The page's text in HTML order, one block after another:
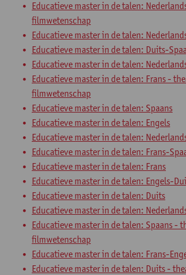
Educatieve master in de talen:
filmwetenschap
Educatieve master in de talen:
Educatieve master in de talen: Duits-
Educatieve master in de talen:
Educatieve master in de talen: Frans -
filmwetenschap
Educatieve master in de talen: Spaans
Educatieve master in de talen: Engels
Educatieve master in de talen:
Educatieve master in de talen: Frans-
Educatieve master in de talen: Frans
Educatieve master in de talen: Engels-
Educatieve master in de talen: Duits
Educatieve master in de talen:
Educatieve master in de talen: Spaans -
filmwetenschap
Educatieve master in de talen: Frans-
Educatieve master in de talen: Duits -